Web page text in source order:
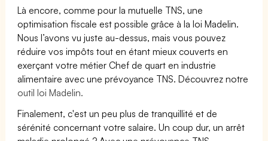
Là encore, comme pour la mutuelle TNS, une
optimisation fiscale est possible grâce à la loi Madelin.
Nous l’avons vu juste au-dessus, mais vous pouvez
réduire vos impôts tout en étant mieux couverts en
exerçant votre métier Chef de quart en industrie
alimentaire avec une prévoyance TNS. Découvrez notre
outil loi Madelin.
Finalement, c'est un peu plus de tranquillité et de
sérénité concernant votre salaire. Un coup dur, un arrêt